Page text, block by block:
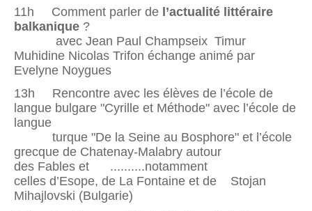
11h Comment parler de l’actualité littéraire
balkanique ?
avec Jean Paul Champseix Timur
Muhidine Nicolas Trifon échange animé par
Evelyne Noygues
13h Rencontre avec les élèves de l’école de
langue bulgare "Cyrille et Méthode" avec l’école de
langue
turque "De la Seine au Bosphore" et l’école
grecque de Chatenay-Malabry autour
des Fables et ..........notamment
celles d’Esope, de La Fontaine et de Stojan
Mihajlovski (Bulgarie)